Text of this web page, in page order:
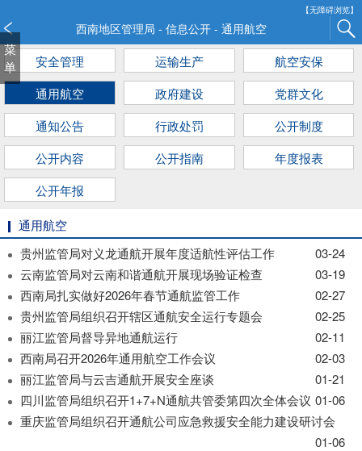
【无障碍浏览】
西南地区管理局 - 信息公开 - 通用航空
菜
单
安全管理 运输生产
航空安保
通用航空
政府建设
党群文化
通知公告
行政处罚
公开制度
公开内容
公开指南
年度报表
公开年报
通用航空
贵州监管局对义龙通航开展年度适航性评估工作
03-24
云南监管局对云南和谐通航开展现场验证检查
03-19
西南局扎实做好2026年春节通航监管工作
02-27
贵州监管局组织召开辖区通航安全运行专题会
02-25
丽江监管局督导异地通航运行
02-11
西南局召开2026年通用航空工作会议
02-03
丽江监管局与云吉通航开展安全座谈
01-21
四川监管局组织召开1+7+N通航共管委第四次全体会议 01-06
重庆监管局组织召开通航公司应急救援安全能力建设研讨会
01-06
窗
口
打
开
障
碍
说
明
面,
按
Alt
加
波
浪
开
导
盲
模